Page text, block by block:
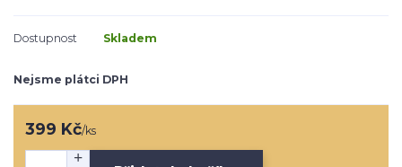
Dostupnost Skladem
Nejsme plátci DPH
399 Kč/ks